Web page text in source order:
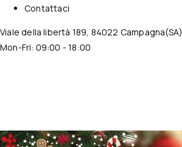
Contattaci
Viale della libertà 189, 84022 Campagna(SA)
Mon-Fri: 09:00 - 18:00